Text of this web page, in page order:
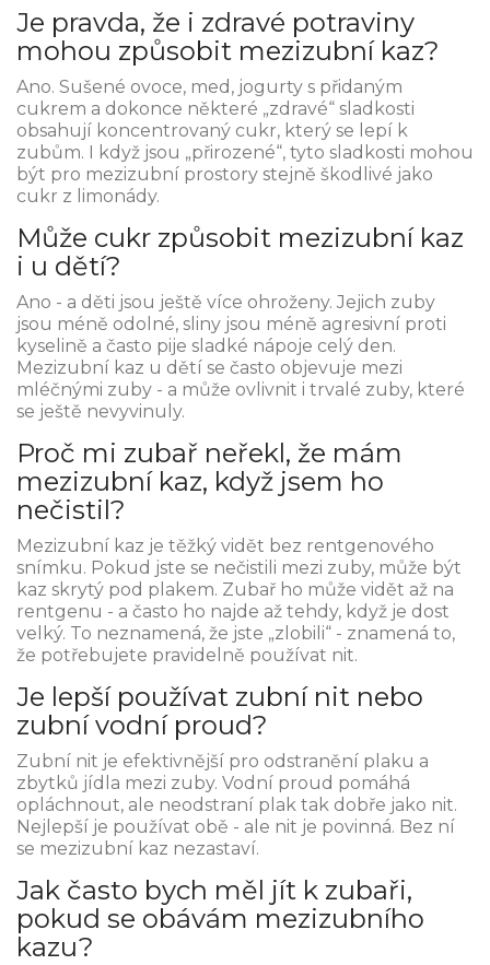
Je pravda, že i zdravé potraviny
mohou způsobit mezizubní kaz?
Ano. Sušené ovoce, med, jogurty s přidaným
cukrem a dokonce některé „zdravé“ sladkosti
obsahují koncentrovaný cukr, který se lepí k
zubům. I když jsou „přirozené“, tyto sladkosti mohou
být pro mezizubní prostory stejně škodlivé jako
cukr z limonády.
Může cukr způsobit mezizubní kaz
i u dětí?
Ano - a děti jsou ještě více ohroženy. Jejich zuby
jsou méně odolné, sliny jsou méně agresivní proti
kyselině a často pije sladké nápoje celý den.
Mezizubní kaz u dětí se často objevuje mezi
mléčnými zuby - a může ovlivnit i trvalé zuby, které
se ještě nevyvinuly.
Proč mi zubař neřekl, že mám
mezizubní kaz, když jsem ho
nečistil?
Mezizubní kaz je těžký vidět bez rentgenového
snímku. Pokud jste se nečistili mezi zuby, může být
kaz skrytý pod plakem. Zubař ho může vidět až na
rentgenu - a často ho najde až tehdy, když je dost
velký. To neznamená, že jste „zlobili“ - znamená to,
že potřebujete pravidelně používat nit.
Je lepší používat zubní nit nebo
zubní vodní proud?
Zubní nit je efektivnější pro odstranění plaku a
zbytků jídla mezi zuby. Vodní proud pomáhá
opláchnout, ale neodstraní plak tak dobře jako nit.
Nejlepší je používat obě - ale nit je povinná. Bez ní
se mezizubní kaz nezastaví.
Jak často bych měl jít k zubaři,
pokud se obávám mezizubního
kazu?